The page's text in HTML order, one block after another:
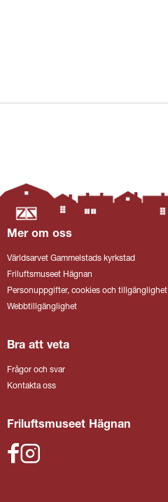
Mer om oss
Världsarvet Gammelstads kyrkstad
Friluftsmuseet Hägnan
Personuppgifter, cookies och tillgänglighet
Webbtillgänglighet
Bra att veta
Frågor och svar
Kontakta oss
Friluftsmuseet Hägnan